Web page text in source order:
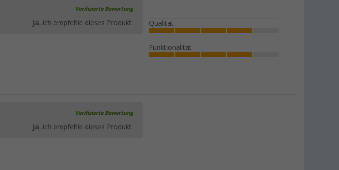
Verifizierte Bewertung
Ja, ich empfehle dieses Produkt. Qualität
Funktionalität
Verifizierte Bewertung
Ja, ich empfehle dieses Produkt.